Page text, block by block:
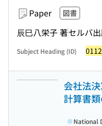
Paper 図書
辰巳八栄子 著セルバ
Subject Heading (ID)
会社法
計算書
National